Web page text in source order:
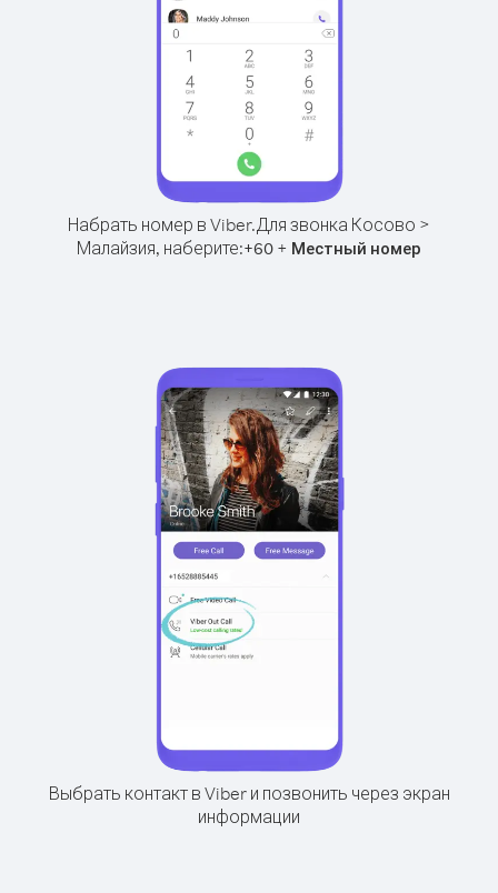
Набрать номер в Viber.Для звонка Косово >
Малайзия, наберите:+60 + Местный номер
Выбрать контакт в Viber и позвонить через экран
информации